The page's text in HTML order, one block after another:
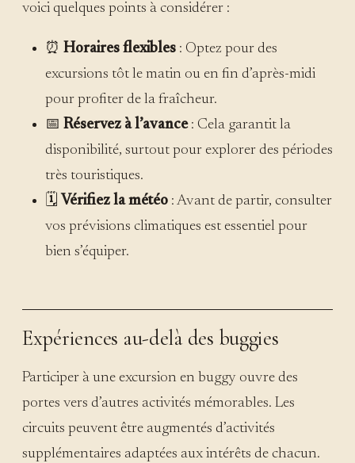
voici quelques points à considérer :
⏰ Horaires flexibles: Optez pour des
excursions tôt le matin ou en fin d’après-midi
pour profiter de la fraîcheur.
📅 Réservez à l’avance: Cela garantit la
disponibilité, surtout pour explorer des périodes
très touristiques.
🗓️ Vérifiez la météo: Avant de partir, consulter
vos prévisions climatiques est essentiel pour
bien s’équiper.
Expériences au-delà des buggies
Participer à une excursion en buggy ouvre des
portes vers d’autres activités mémorables. Les
circuits peuvent être augmentés d’activités
supplémentaires adaptées aux intérêts de chacun.